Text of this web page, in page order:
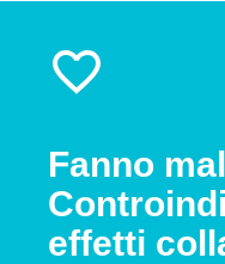
Fanno
effetti